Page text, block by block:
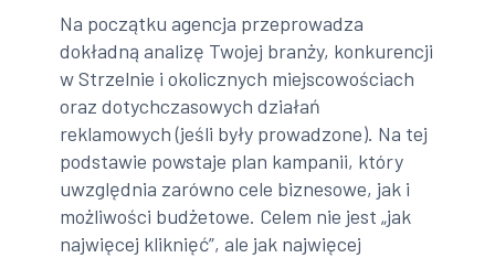
Na początku agencja przeprowadza
dokładną analizę Twojej branży, konkurencji
w Strzelnie i okolicznych miejscowościach
oraz dotychczasowych działań
reklamowych (jeśli były prowadzone). Na tej
podstawie powstaje plan kampanii, który
uwzględnia zarówno cele biznesowe, jak i
możliwości budżetowe. Celem nie jest „jak
najwięcej kliknięć”, ale jak najwięcej